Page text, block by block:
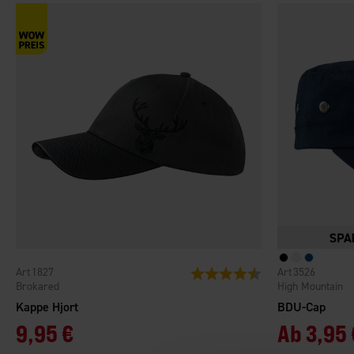
Kappe Hjort
Brokared
1827
9,95 €
Bewertung: 4.5 von 5 Sternen
BDU-Cap
High Mountain
3526
Ab3,95